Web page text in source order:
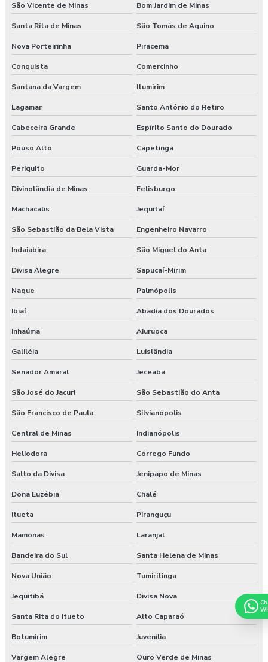
São Vicente de Minas Bom Jardim de Minas
Santa Rita de Minas São Tomás de Aquino
Nova Porteirinha Piracema
Conquista Comercinho
Santana da Vargem Itumirim
Lagamar Santo Antônio do Retiro
Cabeceira Grande Espírito Santo do Dourado
Pouso Alto Capetinga
Periquito Guarda-Mor
Divinolândia de Minas Felisburgo
Machacalis Jequitaí
São Sebastião da Bela Vista Engenheiro Navarro
Indaiabira São Miguel do Anta
Divisa Alegre Sapucaí-Mirim
Naque Palmópolis
Ibiaí Abadia dos Dourados
Inhaúma Aiuruoca
Galiléia Luislândia
Senador Amaral Jeceaba
São José do Jacuri São Sebastião do Anta
São Francisco de Paula Silvianópolis
Central de Minas Indianópolis
Heliodora Córrego Fundo
Salto da Divisa Jenipapo de Minas
Dona Euzébia Chalé
Itueta Piranguçu
Mamonas Laranjal
Bandeira do Sul Santa Helena de Minas
Nova União Tumiritinga
Jequitibá Divisa Nova
Santa Rita do Itueto Alto Caparaó
Botumirim Juvenília
Vargem Alegre Ouro Verde de Minas